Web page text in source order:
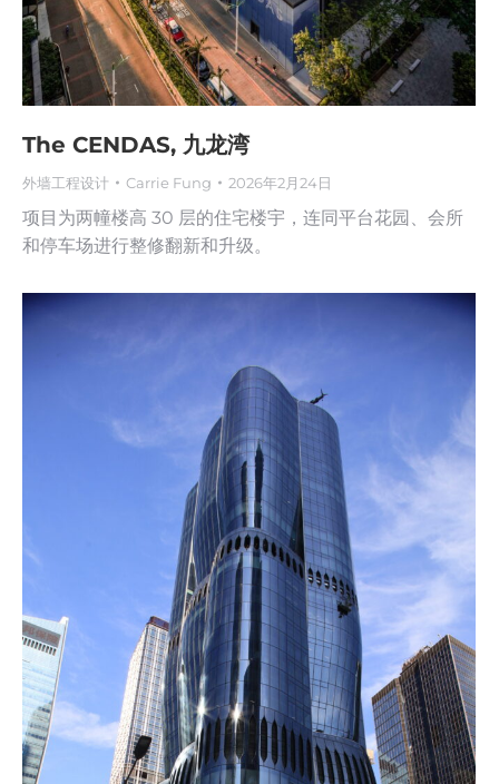
The CENDAS, 九龙湾
外墙工程设计 Carrie Fung 2026年2月24日
项目为两幢楼高 30 层的住宅楼宇，连同平台花园、会所
和停车场进行整修翻新和升级。